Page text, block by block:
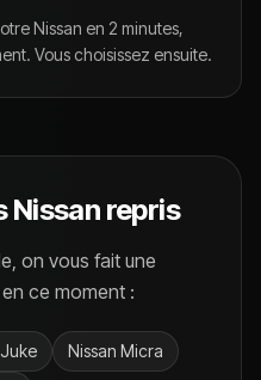
Nissan en 2 minutes,
Vous choisissez ensuite.
Nissan repris
on vous fait une
ce moment :
Juke Nissan Micra